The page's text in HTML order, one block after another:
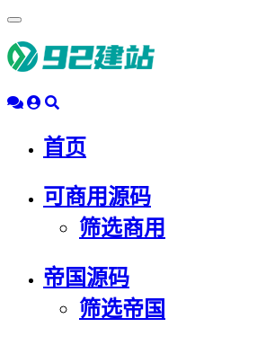
动
导
首页
可商用源码
筛选商用
帝国源码
筛选帝国